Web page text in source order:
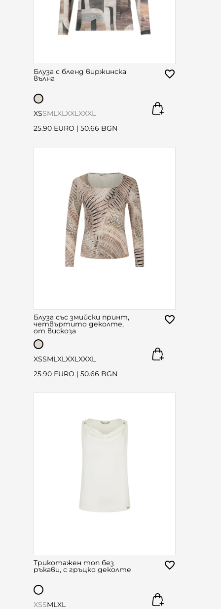
Блуза с бленд виржинска
вълна
XSSML XL XXL XXXL
25.90 EURO | 50.66 BGN
Блуза със змийски принт,
четвъртито деколте,
от вискоза
XSSML XL XXL XXXL
25.90 EURO | 50.66 BGN
Трикотажен топ без
ръкави, с гръцко деколте
XSSML XL